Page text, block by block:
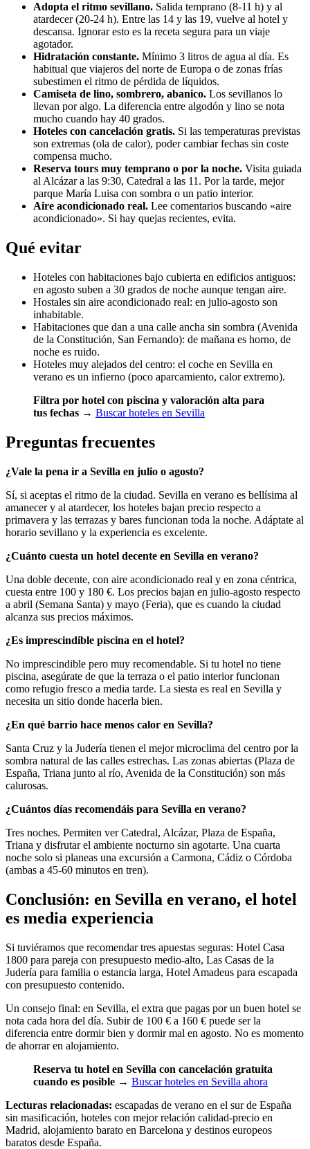
Adopta el ritmo sevillano. Salida temprano (8-11 h) y al
atardecer (20-24 h). Entre las 14 y las 19, vuelve al hotel y
descansa. Ignorar esto es la receta segura para un viaje
agotador.
Hidratación constante. Mínimo 3 litros de agua al día. Es
habitual que viajeros del norte de Europa o de zonas frías
subestimen el ritmo de pérdida de líquidos.
Camiseta de lino, sombrero, abanico. Los sevillanos lo
llevan por algo. La diferencia entre algodón y lino se nota
mucho cuando hay 40 grados.
Hoteles con cancelación gratis. Si las temperaturas previstas
son extremas (ola de calor), poder cambiar fechas sin coste
compensa mucho.
Reserva tours muy temprano o por la noche. Visita guiada
al Alcázar a las 9:30, Catedral a las 11. Por la tarde, mejor
parque María Luisa con sombra o un patio interior.
Aire acondicionado real. Lee comentarios buscando «aire
acondicionado». Si hay quejas recientes, evita.
Qué evitar
Hoteles con habitaciones bajo cubierta en edificios antiguos:
en agosto suben a 30 grados de noche aunque tengan aire.
Hostales sin aire acondicionado real: en julio-agosto son
inhabitable.
Habitaciones que dan a una calle ancha sin sombra (Avenida
de la Constitución, San Fernando): de mañana es horno, de
noche es ruido.
Hoteles muy alejados del centro: el coche en Sevilla en
verano es un infierno (poco aparcamiento, calor extremo).
Filtra por hotel con piscina y valoración alta para
tus fechas → Buscar hoteles en Sevilla
Preguntas frecuentes
¿Vale la pena ir a Sevilla en julio o agosto?
Sí, si aceptas el ritmo de la ciudad. Sevilla en verano es bellísima al
amanecer y al atardecer, los hoteles bajan precio respecto a
primavera y las terrazas y bares funcionan toda la noche. Adáptate al
horario sevillano y la experiencia es excelente.
¿Cuánto cuesta un hotel decente en Sevilla en verano?
Una doble decente, con aire acondicionado real y en zona céntrica,
cuesta entre 100 y 180 €. Los precios bajan en julio-agosto respecto
a abril (Semana Santa) y mayo (Feria), que es cuando la ciudad
alcanza sus precios máximos.
¿Es imprescindible piscina en el hotel?
No imprescindible pero muy recomendable. Si tu hotel no tiene
piscina, asegúrate de que la terraza o el patio interior funcionan
como refugio fresco a media tarde. La siesta es real en Sevilla y
necesita un sitio donde hacerla bien.
¿En qué barrio hace menos calor en Sevilla?
Santa Cruz y la Judería tienen el mejor microclima del centro por la
sombra natural de las calles estrechas. Las zonas abiertas (Plaza de
España, Triana junto al río, Avenida de la Constitución) son más
calurosas.
¿Cuántos días recomendáis para Sevilla en verano?
Tres noches. Permiten ver Catedral, Alcázar, Plaza de España,
Triana y disfrutar el ambiente nocturno sin agotarte. Una cuarta
noche solo si planeas una excursión a Carmona, Cádiz o Córdoba
(ambas a 45-60 minutos en tren).
Conclusión: en Sevilla en verano, el hotel
es media experiencia
Si tuviéramos que recomendar tres apuestas seguras: Hotel Casa
1800 para pareja con presupuesto medio-alto, Las Casas de la
Judería para familia o estancia larga, Hotel Amadeus para escapada
con presupuesto contenido.
Un consejo final: en Sevilla, el extra que pagas por un buen hotel se
nota cada hora del día. Subir de 100 € a 160 € puede ser la
diferencia entre dormir bien y dormir mal en agosto. No es momento
de ahorrar en alojamiento.
Reserva tu hotel en Sevilla con cancelación gratuita
cuando es posible → Buscar hoteles en Sevilla ahora
Lecturas relacionadas: escapadas de verano en el sur de España
sin masificación, hoteles con mejor relación calidad-precio en
Madrid, alojamiento barato en Barcelona y destinos europeos
baratos desde España.